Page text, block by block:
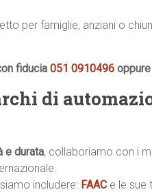
per famiglie, anziani o
fiducia 051 0910496 oppure
di
e durata, collaboriamo con i
includere: FAAC e le sue